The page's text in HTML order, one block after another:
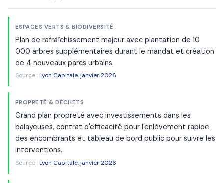
ESPACES VERTS & BIODIVERSITÉ
Plan de rafraîchissement majeur avec plantation de 10
000 arbres supplémentaires durant le mandat et création
de 4 nouveaux parcs urbains.
Source :Lyon Capitale, janvier 2026
PROPRETÉ & DÉCHETS
Grand plan propreté avec investissements dans les
balayeuses, contrat d'efficacité pour l'enlèvement rapide
des encombrants et tableau de bord public pour suivre les
interventions.
Source :Lyon Capitale, janvier 2026